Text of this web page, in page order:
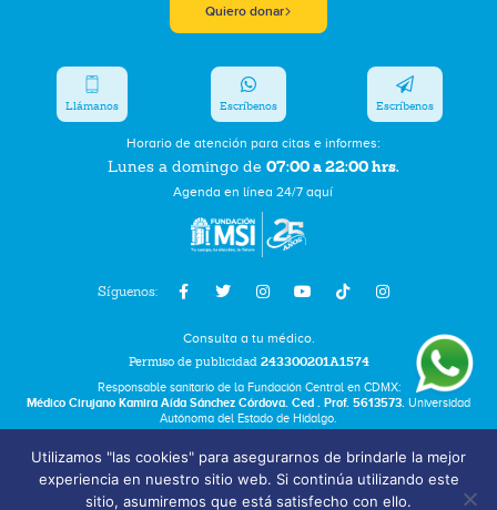
Quiero donar
Síguenos:
Horario de atención para citas e informes:
Lunes a domingo de 07:00 a 22:00 hrs.
Agenda en línea 24/7 aquí
Llámanos Escríbenos Escríbenos
Consulta a tu médico.
Permiso de publicidad 243300201A1574
Responsable sanitario de la Fundación Central en CDMX:
Médico Cirujano Kamira Aída Sánchez Córdova. Ced . Prof. 5613573. Universidad
Autónoma del Estado de Hidalgo.
Términos y Condiciones
Bolsa de Trabajo
Utilizamos "las cookies" para asegurarnos de brindarle la mejor
experiencia en nuestro sitio web. Si continúa utilizando este
sitio, asumiremos que está satisfecho con ello.